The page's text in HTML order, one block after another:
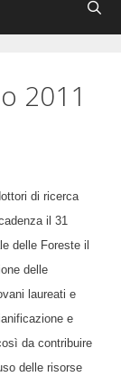
2011
di ricerca
il 31
delle Foreste il
delle
laureati e
e
da contribuire
delle risorse